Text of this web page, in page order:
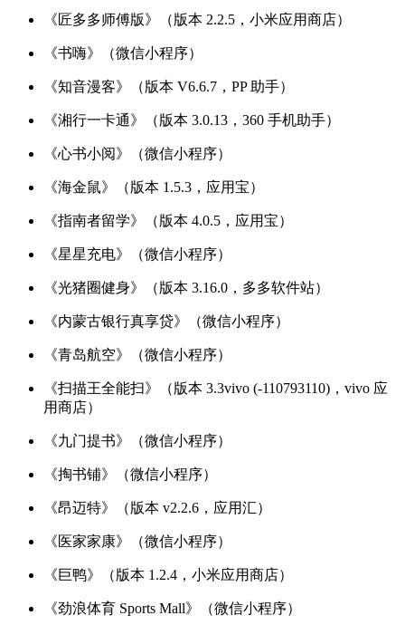
《匠多多师傅版》（版本 2.2.5，小米应用商店）
《书嗨》（微信小程序）
《知音漫客》（版本 V6.6.7，PP 助手）
《湘行一卡通》（版本 3.0.13，360 手机助手）
《心书小阅》（微信小程序）
《海金鼠》（版本 1.5.3，应用宝）
《指南者留学》（版本 4.0.5，应用宝）
《星星充电》（微信小程序）
《光猪圈健身》（版本 3.16.0，多多软件站）
《内蒙古银行真享贷》（微信小程序）
《青岛航空》（微信小程序）
《扫描王全能扫》（版本 3.3vivo (-110793110)，vivo 应
用商店）
《九门提书》（微信小程序）
《掏书铺》（微信小程序）
《昂迈特》（版本 v2.2.6，应用汇）
《医家家康》（微信小程序）
《巨鸭》（版本 1.2.4，小米应用商店）
《劲浪体育 Sports Mall》（微信小程序）